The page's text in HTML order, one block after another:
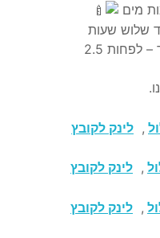
מים
שלוש שעות
ריצה בממוצע (שזה אומר – לפחות 2.5
, לינק לקובץ
, לינק לקובץ
, לינק לקובץ